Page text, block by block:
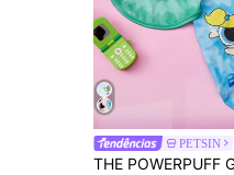
PETSIN